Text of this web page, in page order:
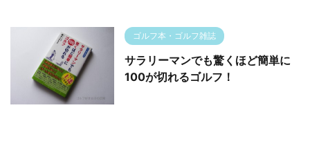
ゴルフ本・ゴルフ雑誌
サラリーマンでも驚くほど簡単に
100が切れるゴルフ！